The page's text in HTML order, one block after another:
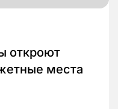
откроют
места